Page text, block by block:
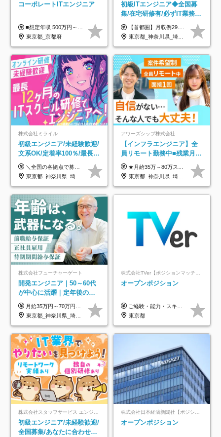
コーポレートITエンジニア
■想定年収 500万円～900万円 月給制 月給278,000円～ ※残業が発生した場合、残業代を別途全額支給します ※試用期間2ヶ月あり(待遇や給与に差異はありません)
東京都_京都府
初級ITエンジニア◆全国募
集/在宅研修有/必ずIT業務配
属/月収例29.5万円/Web面接
1回/SE
【首都圏】月収例29.5万円（月給26万円＋諸手当） 【東海・関西】月収例28.5万円（月給25万円＋諸手当） 【九州】月収例26万円（月給23万円＋諸手当） ※経験・スキル・前職給与を踏まえ、総合的に判断して決定します。 例：首都圏 月収例31万円（月給27万円＋諸手当） ◆各種手当 ・通勤手当（上限4万円まで） ・残業代手当（1分単位で全額支給） ※固定残業代制は採用しておりません ・深夜勤務手当 ・資格取得支援（ランクに応じてお祝い金1万円～10万円を支給） ◆昇給：年1回 ◆補足 ・研修中1ヶ月間は、時給1670円となります。 ・試用期間6ヶ月あり。その間の待遇に変更はありません。 ※詳細は面接時にご案内します。
東京都_神奈川県_埼玉県_千葉県_大阪府_愛知県_兵庫県_京都府_福岡県
株式会社ミライル
初級エンジニア/未経験歓迎/
文系OK/定着率100％/最長1
年の自社ITスクール研修あ
り/年休130日
＼全国の各拠点で募集中！／ 給与は以下の通り、勤務地により異なります。 札幌：月給23万円～27万円 仙台：月給22万円～26万円 新潟：月給22万円～26万円 東京：月給26万円～30万円 大阪：月給24万円～29万円 福岡：月給23.5万円～27万円 沖縄：月給21万円～26万円 ◎給与は知識や経験を考慮して決定します。 ◎残業は別途全額支給します。 ◎試用期間12カ月あり（給与は以下の通りです。その他条件に変更はありません） （試用期間の給与） 札幌：月給18.6万円～ 仙台：月給19万円～ 新潟：月給18万円～ 東京：月給22万円～ 大阪：月給20.8万円～ 福岡：月給19万円～ 沖縄：月給18万円～
東京都_神奈川県_埼玉県_千葉県_大阪府_愛知県_北海道_青森県_岩手県_宮城県_秋田県_山形県_福島県_茨城県_栃木県_群馬県_新潟県_山梨県_長野県_富山県_石川県_福井県_静岡県_岐阜県_三重県_兵庫県_京都府_滋賀県_奈良県_和歌山県_広島県_岡山県_鳥取県_島根県_山口県_徳島県_香川県_愛媛県_高知県_福岡県_熊本県_佐賀県_長崎県_大分県_宮崎県_鹿児島県_沖縄県
アワーズシップ株式会社
【インフラエンジニア】全
員リモート勤務中■残業月
3h■最大3ヶ月の連休あり■
年休126日■20～30代活躍
中！
★月給35万～80万スタートも可 【未経験の方】 ■月給26万～80万＋賞与年2回（年2ヶ月分） 【何かしらのインフラエンジニア経験をお持ちの方】 ■月給35万～80万＋賞与年2回（年2ヶ月分） ※スキル・経験などを考慮し決定します ※試用期間6ヶ月あり。期間中は契約社員となります。その他の待遇に差異はありません（試用期間終了後、昇給の可能性あり） ※上記金額には固定残業代（月30時間分／4万9600円～15万2600円）を含みます。超過分は別途支給いたします。 ＼頑張りはインセンティブで還元！／ クライアントに貢献度を評価され、当社のエンジニアが追加で案件に参画することになるなど、会社にとって利益になる行動はしっかり評価します。 会社の成長に貢献できていることを実感でき、「もっと頑張ろう」と思える体制づくりを整えています！
東京都_神奈川県_埼玉県_千葉県_大阪府
株式会社フューチャーゲート
開発エンジニア｜50～60代
が中心に活躍｜定年後の給
与減ナシ｜年収50万円アッ
プ実績／昇給率92％（直近3
年）
月給35万円～70万円（固定残業代30時間分63,869円～を含む）+賞与年1回 ※30時間を超える分は別途支給します ●これまでのご経験・スキル・前職給与をできる限り考慮します ●待機期間も給与を100％支給します ●試用期間中も給与や福利厚生は同じです ≪年収を維持しながら長く働けます！≫ 一般的な企業では55歳や60歳を機に年収が下がりますが、 当社は役職などではなく「スキルや経験」で評価。 エンジニアとして長く働きながら あなたにふさわしい年収を維持できます！
東京都_神奈川県_埼玉県_千葉県
オープンポジション
ご経験・能力・スキル等により、当社基準にて優遇・相談のうえ決定いたします。
東京都
初級エンジニア/未経験歓迎/
全国募集/あなたに合わせた
オープンポジション